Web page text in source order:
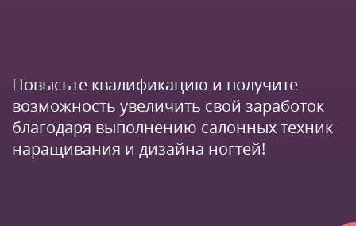
Повысьте квалификацию и получите
возможность увеличить свой заработок
благодаря выполнению салонных техник
наращивания и дизайна ногтей!